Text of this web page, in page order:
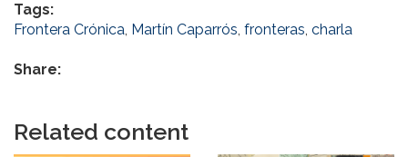
Tags:
Frontera Crónica, Martín Caparrós, fronteras, charla
Share:
Related content